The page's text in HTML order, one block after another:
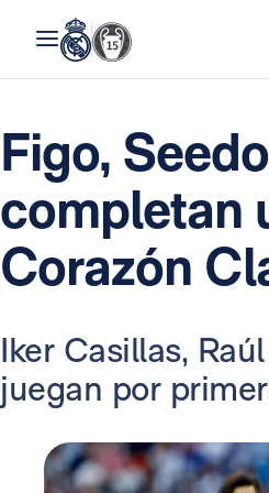
Figo,
completan
Corazón
Iker Casillas,
juegan por